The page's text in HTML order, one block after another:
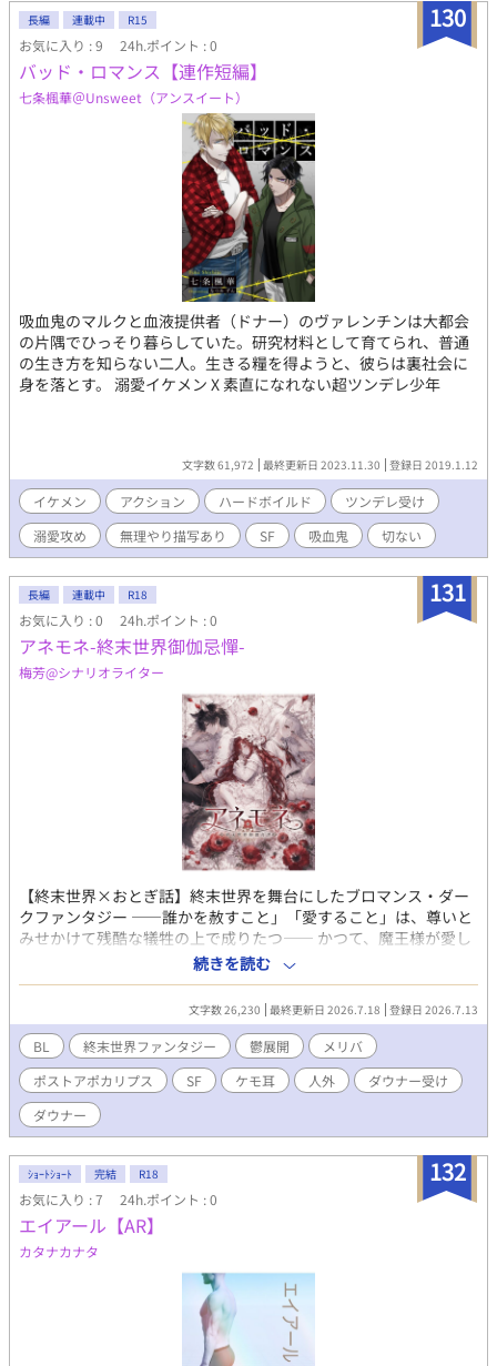
130
長編 連載中 R15
お気に入り : 9 24h.ポイント : 0
バッド・ロマンス【連作短編】
七条楓華＠Unsweet（アンスイート）
吸血鬼のマルクと血液提供者（ドナー）のヴァレンチンは大都会
の片隅でひっそり暮らしていた。研究材料として育てられ、普通
の生き方を知らない二人。生きる糧を得ようと、彼らは裏社会に
身を落とす。 溺愛イケメン X 素直になれない超ツンデレ少年
文字数 61,972 最終更新日 2023.11.30 登録日 2019.1.12
イケメン アクション ハードボイルド
ツンデレ受け
溺愛攻め
無理やり描写あり SF 吸血鬼 切ない
131
長編 連載中 R18
お気に入り : 0 24h.ポイント : 0
アネモネ-終末世界御伽忌憚-
梅芳@シナリオライター
【終末世界×おとぎ話】終末世界を舞台にしたブロマンス・ダー
クファンタジー ――誰かを赦すこと」「愛すること」は、尊いと
みせかけて残酷な犠牲の上で成りたつ―― かつて、魔王様が愛し
た箱庭を模した世界。 魔王様が去った後は、人間の傍若無人な振
る舞いで荒廃し、滅びかけている。 この世界には３つの人類が存
在する。 魔法と科学を統べ、繁栄した人類である「人間」 動物を
眷属に持つ「亜人種」 そして、人間が科学で生みだした人類に使
役され、兵器に使われる「バイオノイド」 人間と亜人種は１００
年前に行った戦争から互いに干渉をしないという形で平和の均衡
を保っていたはずだった――。
続きを読む
文字数 26,230 最終更新日 2026.7.18 登録日 2026.7.13
BL 終末世界ファンタジー 鬱展開
メリバ
ポストアポカリプス
SF ケモ耳 人外
ダウナー受け
ダウナー
132
ｼｮｰﾄｼｮｰﾄ 完結 R18
お気に入り : 7 24h.ポイント : 0
エイアール【AR】
カタナカナタ